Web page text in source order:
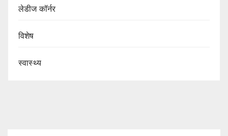
लेडीज कॉर्नर
विशेष
स्वास्थ्य